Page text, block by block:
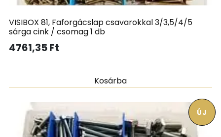
VISIBOX 81, Faforgácslap csavarokkal 3/3,5/4/5
sárga cink / csomag 1 db
4761,35Ft
Kosárba
ÚJ